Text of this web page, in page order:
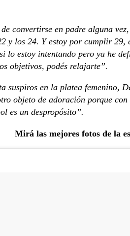
convertirse en padre alguna
y los 24. Y estoy por cumplir 29,
lo estoy intentando pero ya he
objetivos, podés relajarte”.
suspiros en la platea femenino,
objeto de adoración porque
es un despropósito”.
Mirá las mejores fotos de la